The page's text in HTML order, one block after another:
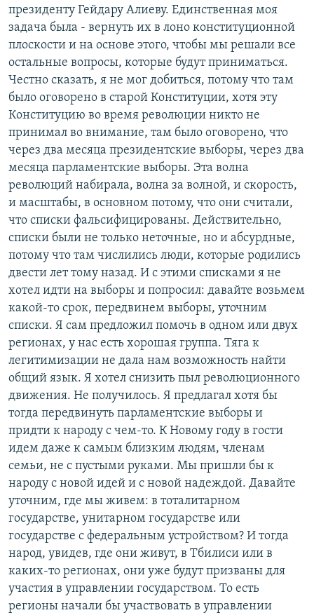
президенту Гейдару Алиеву. Единственная моя
задача была - вернуть их в лоно конституционной
плоскости и на основе этого, чтобы мы решали все
остальные вопросы, которые будут приниматься.
Честно сказать, я не мог добиться, потому что там
было оговорено в старой Конституции, хотя эту
Конституцию во время революции никто не
принимал во внимание, там было оговорено, что
через два месяца президентские выборы, через два
месяца парламентские выборы. Эта волна
революций набирала, волна за волной, и скорость,
и масштабы, в основном потому, что они считали,
что списки фальсифицированы. Действительно,
списки были не только неточные, но и абсурдные,
потому что там числились люди, которые родились
двести лет тому назад. И с этими списками я не
хотел идти на выборы и попросил: давайте возьмем
какой-то срок, передвинем выборы, уточним
списки. Я сам предложил помочь в одном или двух
регионах, у нас есть хорошая группа. Тяга к
легитимизации не дала нам возможность найти
общий язык. Я хотел снизить пыл революционного
движения. Не получилось. Я предлагал хотя бы
тогда передвинуть парламентские выборы и
придти к народу с чем-то. К Новому году в гости
идем даже к самым близким людям, членам
семьи, не с пустыми руками. Мы пришли бы к
народу с новой идей и с новой надеждой. Давайте
уточним, где мы живем: в тоталитарном
государстве, унитарном государстве или
государстве с федеральным устройством? И тогда
народ, увидев, где они живут, в Тбилиси или в
каких-то регионах, они уже будут призваны для
участия в управлении государством. То есть
регионы начали бы участвовать в управлении